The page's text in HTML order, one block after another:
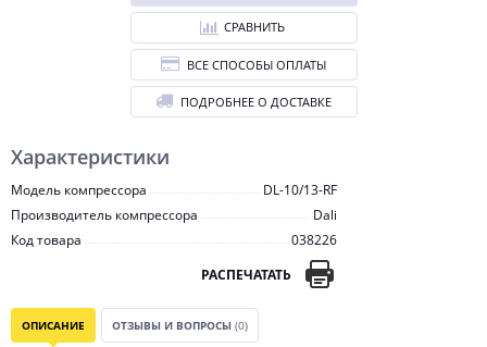
Характеристики
Модель компрессора
DL-10/13-RF
Производитель компрессора
Dali
Код товара
038226
РАСПЕЧАТАТЬ
СРАВНИТЬ
ВСЕ СПОСОБЫ ОПЛАТЫ
ПОДРОБНЕЕ О ДОСТАВКЕ
ОПИСАНИЕ ОТЗЫВЫ И ВОПРОСЫ (0)